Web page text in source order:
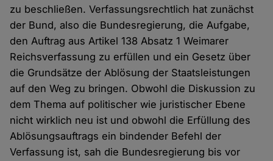
zu beschließen. Verfassungsrechtlich hat zunächst
der Bund, also die Bundesregierung, die Aufgabe,
den Auftrag aus Artikel 138 Absatz 1 Weimarer
Reichsverfassung zu erfüllen und ein Gesetz über
die Grundsätze der Ablösung der Staatsleistungen
auf den Weg zu bringen. Obwohl die Diskussion zu
dem Thema auf politischer wie juristischer Ebene
nicht wirklich neu ist und obwohl die Erfüllung des
Ablösungsauftrags ein bindender Befehl der
Verfassung ist, sah die Bundesregierung bis vor